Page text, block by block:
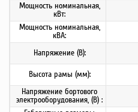
Мощность номинальная,
кВт:
Мощность номинальная,
кВА:
Напряжение (В):
Высота рамы (мм):
Напряжение бортового
электрооборудования, (В) :